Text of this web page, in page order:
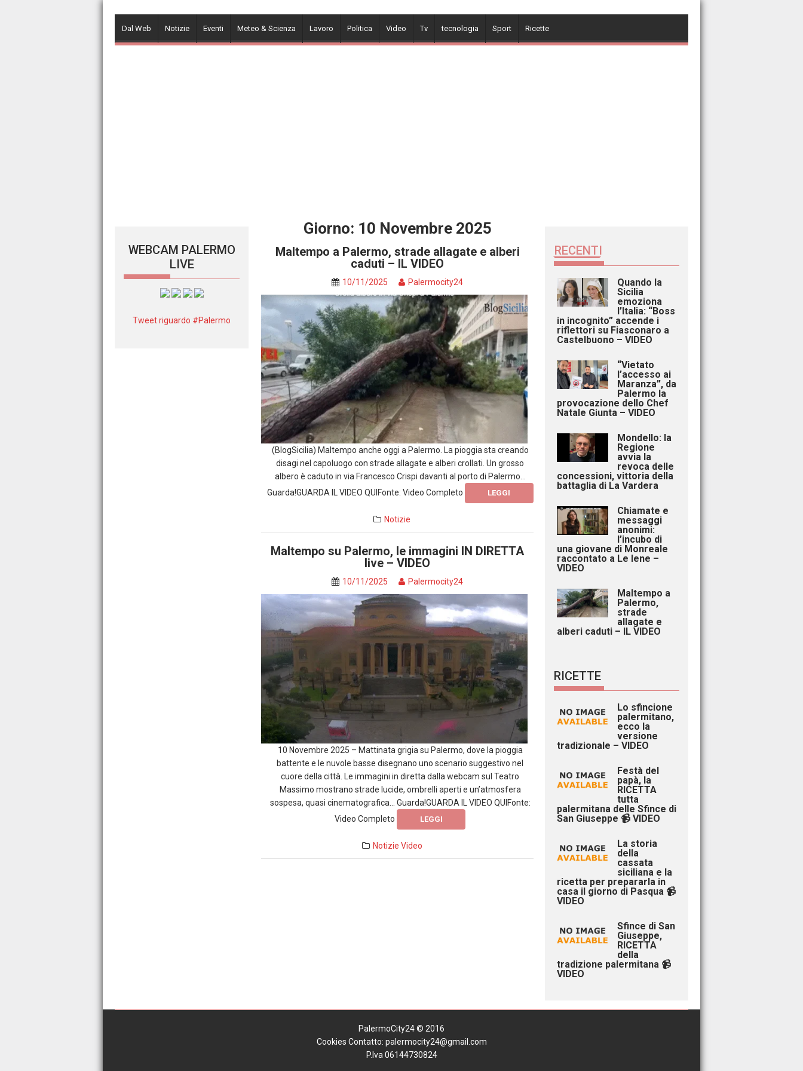
contentDal Web Notizie Eventi Meteo & Scienza Lavoro Politica Video Tv tecnologia Sport Ricette
Giorno: 10 Novembre 2025
Maltempo a Palermo, strade allagate e alberi
caduti – IL VIDEO
10/11/2025 Palermocity24
(BlogSicilia) Maltempo anche oggi a Palermo. La pioggia sta creando
disagi nel capoluogo con strade allagate e alberi crollati. Un grosso
albero è caduto in via Francesco Crispi davanti al porto di Palermo…
Guarda!GUARDA IL VIDEO QUIFonte: Video Completo
LEGGI
Notizie
Maltempo su Palermo, le immagini IN DIRETTA
live – VIDEO
10/11/2025 Palermocity24
10 Novembre 2025 – Mattinata grigia su Palermo, dove la pioggia
battente e le nuvole basse disegnano uno scenario suggestivo nel
cuore della città. Le immagini in diretta dalla webcam sul Teatro
Massimo mostrano strade lucide, ombrelli aperti e un’atmosfera
sospesa, quasi cinematografica… Guarda!GUARDA IL VIDEO QUIFonte:
Video Completo
LEGGI
Notizie Video
WEBCAM PALERMO
LIVE
Tweet riguardo #Palermo
RECENTI
Quando la
Sicilia
emoziona
l’Italia: “Boss
in incognito” accende i
riflettori su Fiasconaro a
Castelbuono – VIDEO
“Vietato
l’accesso ai
Maranza”, da
Palermo la
provocazione dello Chef
Natale Giunta – VIDEO
Mondello: la
Regione
avvia la
revoca delle
concessioni, vittoria della
battaglia di La Vardera
Chiamate e
messaggi
anonimi:
l’incubo di
una giovane di Monreale
raccontato a Le Iene –
VIDEO
Maltempo a
Palermo,
strade
allagate e
alberi caduti – IL VIDEO
RICETTE
Lo sfincione
palermitano,
ecco la
versione
tradizionale – VIDEO
Festà del
papà, la
RICETTA
tutta
palermitana delle Sfince di
San Giuseppe 📹 VIDEO
La storia
della
cassata
siciliana e la
ricetta per prepararla in
casa il giorno di Pasqua 📹
VIDEO
Sfince di San
Giuseppe,
RICETTA
della
tradizione palermitana 📹
VIDEO
PalermoCity24 © 2016
Cookies Contatto: palermocity24@gmail.com
P.Iva 06144730824